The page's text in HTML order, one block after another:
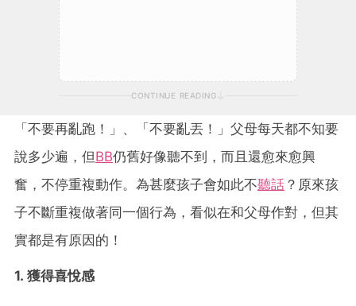
CONTINUE READING
「不要再亂跑！」、「不要亂丟！」父母每天都不知要
說多少遍，但BB仍舊好像聽不到，而且還愈來愈興
奮，不停重複動作。為甚麼孩子會如此不聽話 ？原來孩
子不斷重複做著同一個行為，看似在和父母作對，但其
實都是有原因的！
1. 獲得喜悅感